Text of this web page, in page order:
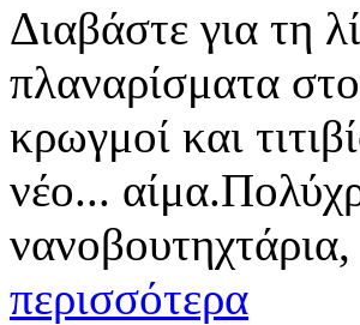
Διαβάστε για τη
πλαναρίσματα
κρωγμοί και
νέο...
νανοβουτηχτάρια,
περισσότερα